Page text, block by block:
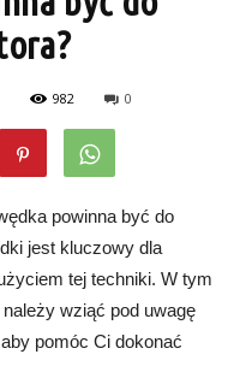
982 0
powinna być do
jest kluczowy dla
tej techniki. W tym
wziąć pod uwagę
pomóc Ci dokonać